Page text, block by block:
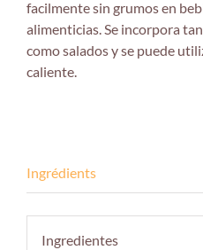
facilmente sin grumos en
alimenticias. Se incorpora
como salados y se puede
caliente.
Ingredientes